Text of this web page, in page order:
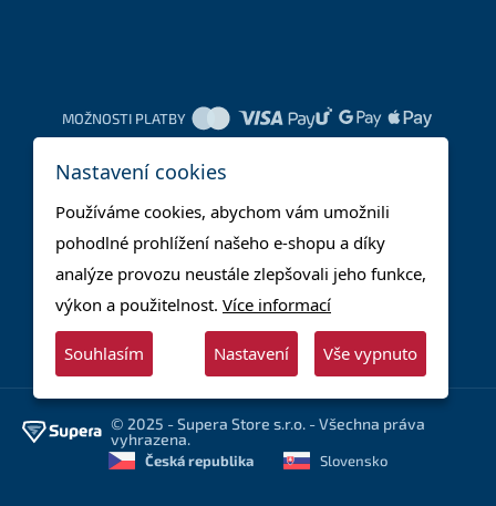
MOŽNOSTI PLATBY
© 2025 - Supera Store s.r.o. - Všechna práva
vyhrazena.
Česká republika Slovensko
Nastavení cookies
Používáme cookies, abychom vám umožnili
pohodlné prohlížení našeho e-shopu a díky
analýze provozu neustále zlepšovali jeho funkce,
výkon a použitelnost. Více informací
Souhlasím Nastavení Vše vypnuto